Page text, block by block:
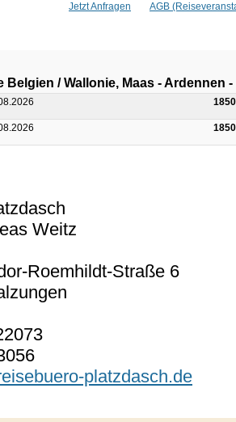
Jetzt Anfragen AGB
/ Wallonie, Maas - Ardennen -
Weitz
Roemhildt-Straße 6
platzdasch.de